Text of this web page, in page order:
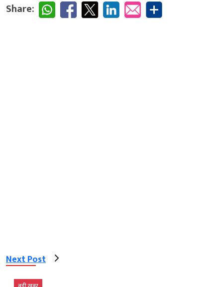
Share:
Next Post